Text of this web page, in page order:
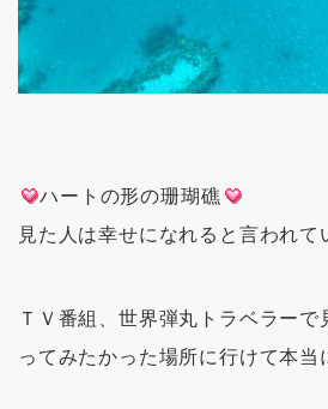
ハートの形の珊瑚礁
見た人は幸せになれると言われて
ＴＶ番組、世界弾丸トラベラーで
ってみたかった場所に行けて本当